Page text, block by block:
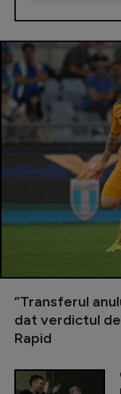
”Transferul
dat verdictul
Rapid